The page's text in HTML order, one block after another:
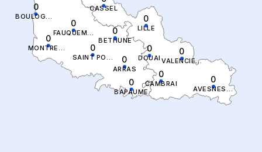
0
SAINT POL SUR TERNOISE
0
MONTREUIL
0
0
BOULOGNE SUR MER
0
BETHUNE
0
BAPAUME
0
ARRAS
0
VALENCIENNES
0
LILLE
0
DOUAI
CASSEL
0
CAMBRAI 0
AVESNES SUR HELPE